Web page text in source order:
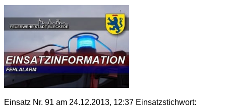
Einsatz Nr. 91 am 24.12.2013, 12:37 Einsatzstichwort: